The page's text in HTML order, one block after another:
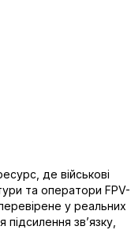
де військові
та оператори FPV-
у реальних
зв’язку,